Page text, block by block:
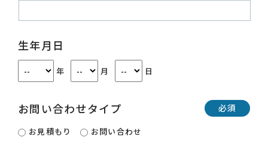
生年月日
年 月 日
お問い合わせタイプ 必須
お見積もり お問い合わせ